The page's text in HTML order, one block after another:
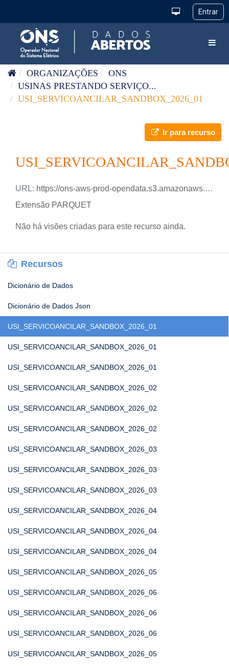
ORGANIZAÇÕES
ONS
USINAS PRESTANDO SERVIÇO...
USI_SERVICOANCILAR_SANDBOX_2026_01
Ir para recurso
URL: https://ons-aws-prod-opendata.s3.amazonaws.com/dataset/usi_servicoancilar_sandbox/USI_SERVICOANCILAR_SANDBOX_2026_01.parquet
Extensão PARQUET
Não há visões criadas para este recurso ainda.
Recursos
Dicionário de Dados
Dicionário de Dados Json
USI_SERVICOANCILAR_SANDBOX_2026_01
USI_SERVICOANCILAR_SANDBOX_2026_01
USI_SERVICOANCILAR_SANDBOX_2026_01
USI_SERVICOANCILAR_SANDBOX_2026_02
USI_SERVICOANCILAR_SANDBOX_2026_02
USI_SERVICOANCILAR_SANDBOX_2026_02
USI_SERVICOANCILAR_SANDBOX_2026_03
USI_SERVICOANCILAR_SANDBOX_2026_03
USI_SERVICOANCILAR_SANDBOX_2026_03
USI_SERVICOANCILAR_SANDBOX_2026_04
USI_SERVICOANCILAR_SANDBOX_2026_04
USI_SERVICOANCILAR_SANDBOX_2026_04
USI_SERVICOANCILAR_SANDBOX_2026_05
USI_SERVICOANCILAR_SANDBOX_2026_06
USI_SERVICOANCILAR_SANDBOX_2026_06
USI_SERVICOANCILAR_SANDBOX_2026_06
USI_SERVICOANCILAR_SANDBOX_2026_05